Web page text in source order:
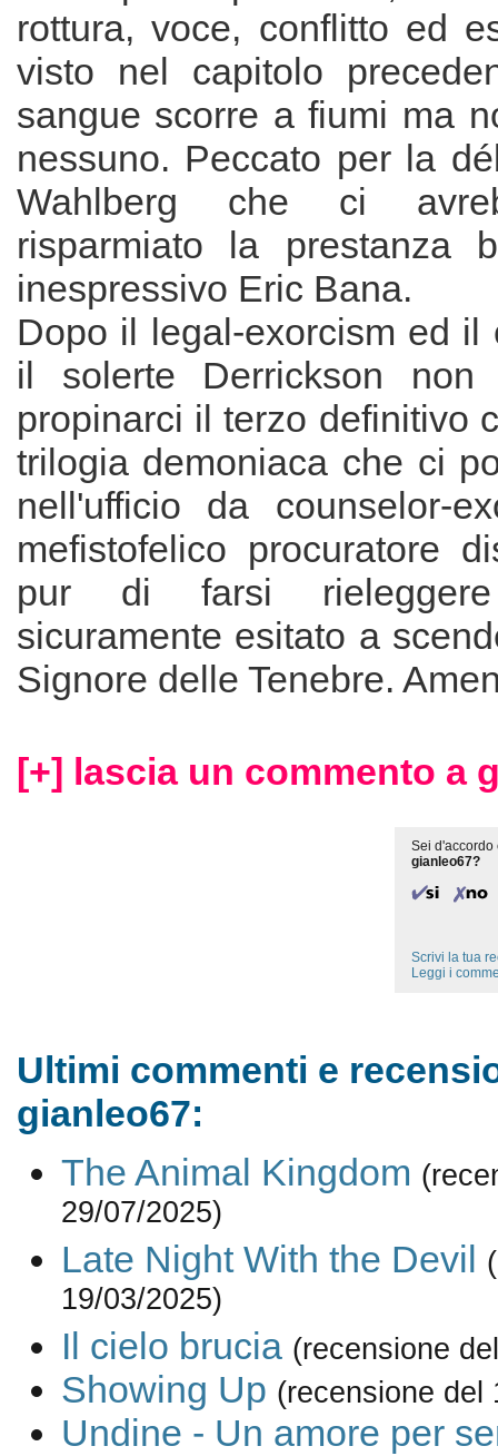
rottura, voce, conflitto ed
visto nel capitolo
sangue scorre a fiumi ma
nessuno. Peccato per la
Wahlberg che ci
risparmiato la prestanza
inespressivo Eric Bana.
Dopo il legal-exorcism ed il
il solerte Derrickson non
propinarci il terzo definitivo
trilogia demoniaca che ci
nell'ufficio da counselor-
mefistofelico procuratore
pur di farsi
sicuramente esitato a
Signore delle Tenebre.
[+] lascia un commento a
Sei d'accordo
gianleo67?
Scrivi la tua
Leggi i
Ultimi commenti e
gianleo67:
The Animal Kingdom
29/07/2025)
Late Night With the Devil
19/03/2025)
Il cielo brucia (recensione
Showing Up (recensione del
Undine - Un amore per